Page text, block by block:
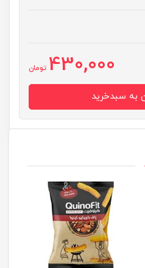
430,000 تومان